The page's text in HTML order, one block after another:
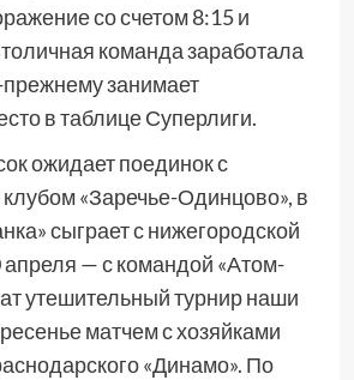
со счетом 8:15 и
команда заработала
занимает
в таблице Суперлиги.
ожидает поединок с
«Заречье-Одинцово», в
сыграет с нижегородской
апреля — с командой «Атом-
утешительный турнир наши
матчем с хозяйками
«Динамо». По